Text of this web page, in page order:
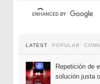
LATEST POPULAR
Repetición de
solución justa